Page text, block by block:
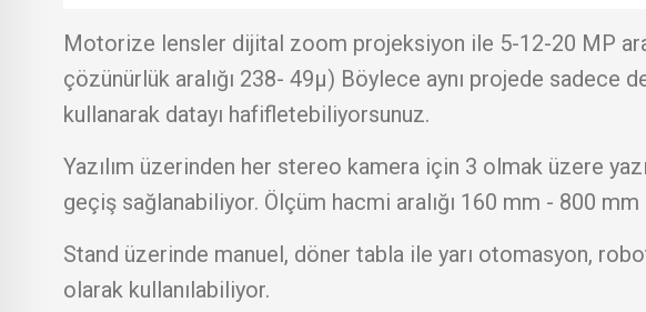
Motorize lensler dijital zoom projeksiyon ile 5-12-20 MP
çözünürlük aralığı 238- 49µ) Böylece aynı projede sadece
kullanarak datayı hafifletebiliyorsunuz.
Yazılım üzerinden her stereo kamera için 3 olmak üzere
geçiş sağlanabiliyor. Ölçüm hacmi aralığı 160 mm - 800 mm
Stand üzerinde manuel, döner tabla ile yarı otomasyon,
olarak kullanılabiliyor.